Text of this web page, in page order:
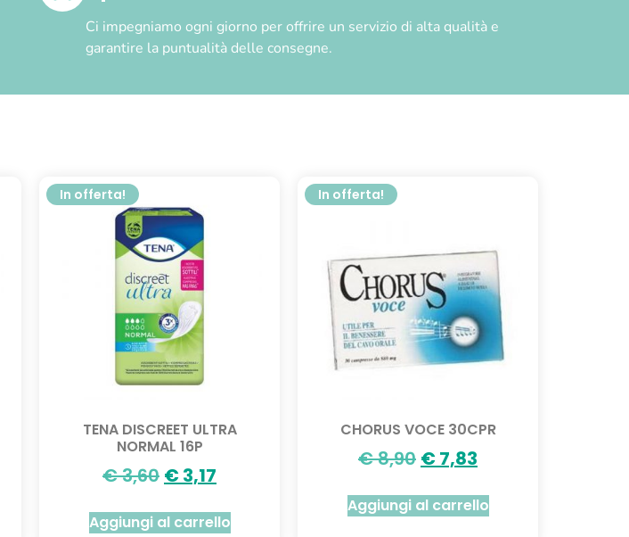
Ci impegniamo ogni giorno per offrire un servizio di alta qualità e
garantire la puntualità delle consegne.
In offerta!
TENA DISCREET ULTRA
NORMAL 16P
€3,60 €3,17
Aggiungi al carrello
In offerta!
CHORUS VOCE 30CPR
€8,90 €7,83
Aggiungi al carrello